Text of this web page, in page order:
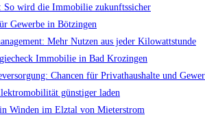
So wird die Immobilie zukunftssicher
Gewerbe in Bötzingen
Mehr Nutzen aus jeder Kilowattstunde
Immobilie in Bad Krozingen
Chancen für Privathaushalte und
günstiger laden
Winden im Elztal von Mieterstrom